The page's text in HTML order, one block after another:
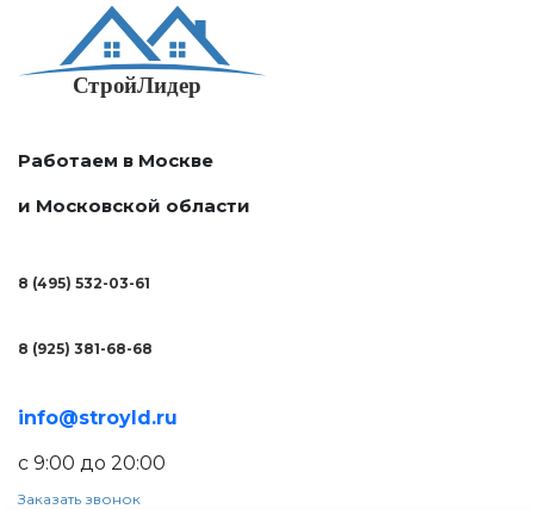
Работаем в Москве
и Московской области
8 (495) 532-03-61
8 (925) 381-68-68
info@stroyld.ru
с 9:00 до 20:00
Заказать звонок